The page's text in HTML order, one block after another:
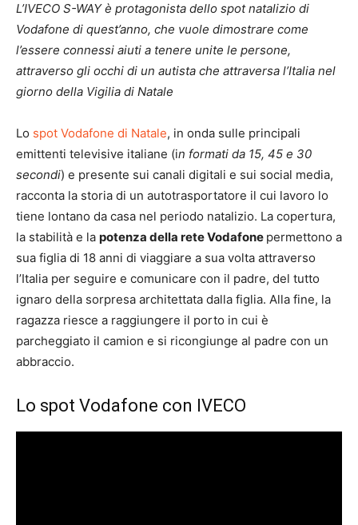
L’IVECO S-WAY è protagonista dello spot natalizio di
Vodafone di quest’anno, che vuole dimostrare come
l’essere connessi aiuti a tenere unite le persone,
attraverso gli occhi di un autista che attraversa l’Italia nel
giorno della Vigilia di Natale
Lo spot Vodafone di Natale, in onda sulle principali
emittenti televisive italiane (in formati da 15, 45 e 30
secondi) e presente sui canali digitali e sui social media,
racconta la storia di un autotrasportatore il cui lavoro lo
tiene lontano da casa nel periodo natalizio. La copertura,
la stabilità e la potenza della rete Vodafone permettono a
sua figlia di 18 anni di viaggiare a sua volta attraverso
l’Italia per seguire e comunicare con il padre, del tutto
ignaro della sorpresa architettata dalla figlia. Alla fine, la
ragazza riesce a raggiungere il porto in cui è
parcheggiato il camion e si ricongiunge al padre con un
abbraccio.
Lo spot Vodafone con IVECO